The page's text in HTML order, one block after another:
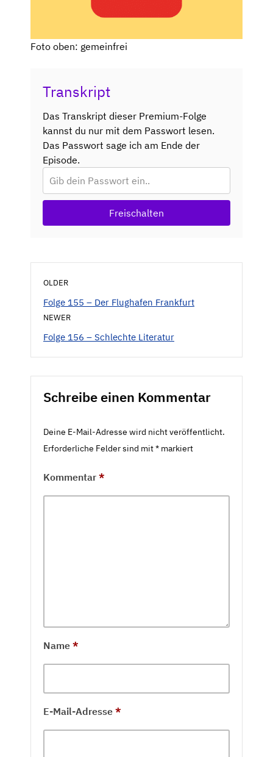
Foto oben: gemeinfrei
Transkript
Das Transkript dieser Premium-Folge
kannst du nur mit dem Passwort lesen.
Das Passwort sage ich am Ende der
Episode.
Freischalten
OLDER
Folge 155 – Der Flughafen Frankfurt
NEWER
Folge 156 – Schlechte Literatur
Schreibe einen Kommentar
Deine E-Mail-Adresse wird nicht veröffentlicht.
Erforderliche Felder sind mit* markiert
Kommentar *
Name *
E-Mail-Adresse *